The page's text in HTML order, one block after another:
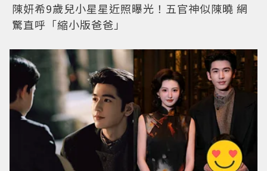
陳妍希9歲兒小星星近照曝光！五官神似陳曉 網
驚直呼「縮小版爸爸」